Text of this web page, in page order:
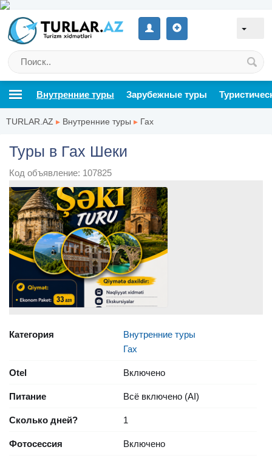
Внутренние туры Зарубежные туры
TURLAR.AZ ▸ Внутренние туры ▸ Гах
Туры в Гах Шеки
Код объявление: 107825
Категория
Внутренние туры
Гах
Otel Включено
Питание Всё включено (AI)
Сколько дней? 1
Фотосессия Включено